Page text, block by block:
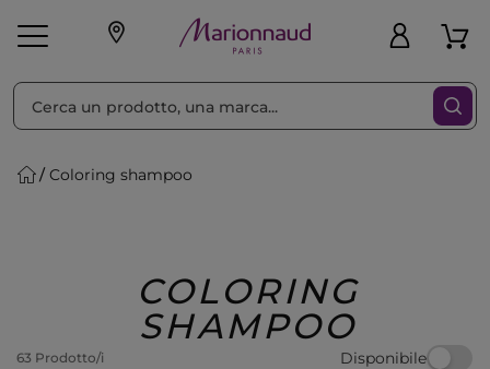
Make-up Profumi
Regalo
Coloring shampoo
COLORING
SHAMPOO
63 Prodotto/i Disponibile
Ordina per Filtra